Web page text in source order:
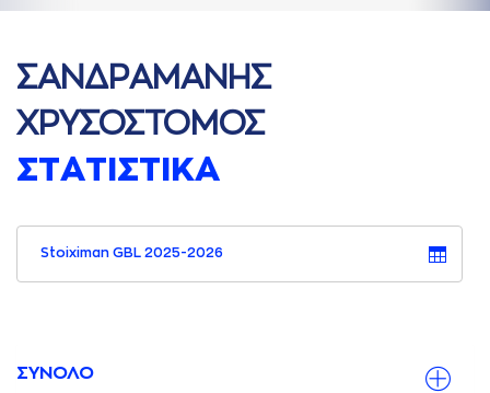
ΣAΝΔΡAΜAΝΗΣ
ΧΡΥΣΟΣΤΟΜΟΣ
ΣΤAΤΙΣΤΙΚA
Stoiximan GBL 2025-2026
ΣΥΝΟΛΟ